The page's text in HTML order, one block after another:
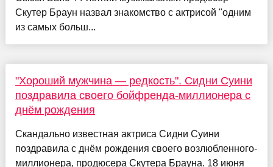
Скутер Браун назвал знакомство с актрисой "одним
из самых больш...
"Хороший мужчина — редкость". Сидни Суини
поздравила своего бойфренда-миллионера с
днём рождения
Скандально известная актриса Сидни Суини
поздравила с днём рождения своего возлюбленного-
миллионера, продюсера Скутера Брауна. 18 июня